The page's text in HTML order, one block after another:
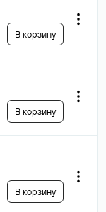
В корзину
В корзину
В корзину